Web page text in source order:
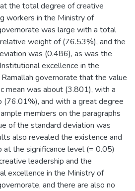
the total degree of creative
workers in the Ministry of
was large with a total
weight of (76.53%), and the
was (0.486), as was the
excellence in the
governorate that the value
mean was about (3.801), with a
and with a great degree
members on the paragraphs
of the standard deviation was
also revealed the existence and
at the significance level (= 0.05)
leadership and the
excellence in the Ministry of
and there are also no